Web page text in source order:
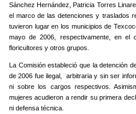
Sánchez Hernández, Patricia Torres
el marco de las detenciones y traslados
tuvieron lugar en los municipios de
mayo de 2006, respectivamente, en el
floricultores y otros grupos.
La Comisión estableció que la detención
de 2006 fue ilegal, arbitraria y sin ser
ni sobre los cargos respectivos.
mujeres acudieron a rendir su primera
ni defensa técnica.